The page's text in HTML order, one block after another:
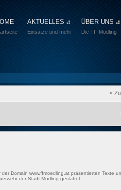
AKTUELLES
Einsätze und mehr
ÜBER UNS
Die FF Mödling
<
Domain www.ffmoedling.at präsentierten Texte
der Stadt Mödling gestattet.